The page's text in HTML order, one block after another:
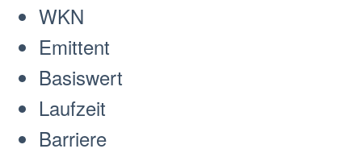
WKN
Emittent
Basiswert
Laufzeit
Barriere